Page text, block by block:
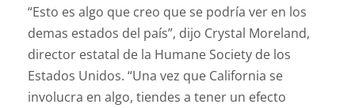
“Esto es algo que creo que se podría ver en los
demas estados del país”, dijo Crystal Moreland,
director estatal de la Humane Society de los
Estados Unidos. “Una vez que California se
involucra en algo, tiendes a tener un efecto